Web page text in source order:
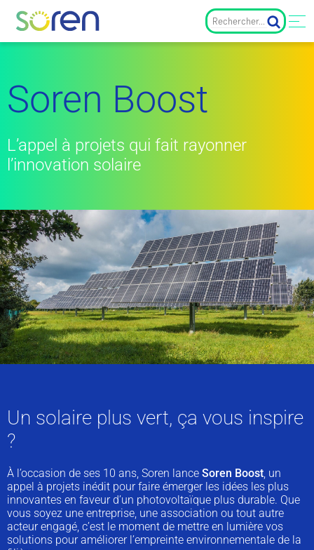
Soren Boost
L’appel à projets qui fait rayonner
l’innovation solaire
Un solaire plus vert, ça vous inspire
?
À l’occasion de ses 10 ans, Soren lance Soren Boost, un
appel à projets inédit pour faire émerger les idées les plus
innovantes en faveur d’un photovoltaïque plus durable. Que
vous soyez une entreprise, une association ou tout autre
acteur engagé, c’est le moment de mettre en lumière vos
solutions pour améliorer l’empreinte environnementale de la